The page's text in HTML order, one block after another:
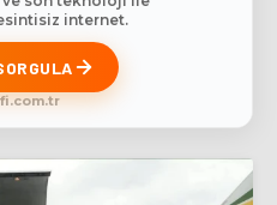
internet.